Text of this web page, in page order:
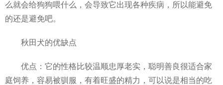
么就会给狗狗喂什么，会导致它出现各种疾病，所以能避免
的还是避免吧。
秋田犬的优缺点
优点：它的性格比较温顺忠厚老实，聪明善良很适合家
庭饲养，容易被驯服，有着旺盛的精力，可以说是相当的吃